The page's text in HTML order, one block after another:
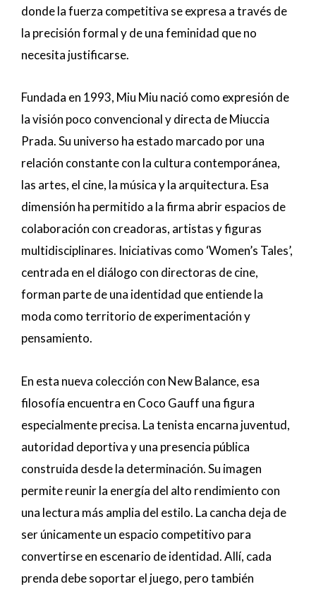
donde la fuerza competitiva se expresa a través de
la precisión formal y de una feminidad que no
necesita justificarse.
Fundada en 1993, Miu Miu nació como expresión de
la visión poco convencional y directa de Miuccia
Prada. Su universo ha estado marcado por una
relación constante con la cultura contemporánea,
las artes, el cine, la música y la arquitectura. Esa
dimensión ha permitido a la firma abrir espacios de
colaboración con creadoras, artistas y figuras
multidisciplinares. Iniciativas como ‘Women’s Tales’,
centrada en el diálogo con directoras de cine,
forman parte de una identidad que entiende la
moda como territorio de experimentación y
pensamiento.
En esta nueva colección con New Balance, esa
filosofía encuentra en Coco Gauff una figura
especialmente precisa. La tenista encarna juventud,
autoridad deportiva y una presencia pública
construida desde la determinación. Su imagen
permite reunir la energía del alto rendimiento con
una lectura más amplia del estilo. La cancha deja de
ser únicamente un espacio competitivo para
convertirse en escenario de identidad. Allí, cada
prenda debe soportar el juego, pero también